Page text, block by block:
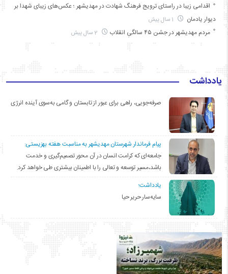
اقدامی زیبا در راستای ترویج فرهنگ شهادت در مهدیشهر ؛ عکس‌های زیبای شهدا بر
دیوار یادمان
مردم مهدیشهر در جشن ۴۵ سالگیِ انقلاب
یادداشت
صرفه‌جویی، راهی برای عبور از تابستان و گامی به‌سوی آینده انرژی
پیام فرماندار شهرستان مهدیشهر به مناسبت هفته بهزیستی:
جامعه‌ای که کرامت انسان در آن محور تصمیم‌گیری و خدمت
باشد،مسیر توسعه و تعالی را با اطمینان بیشتری طی خواهد کرد.
یادداشت؛
سایه‌سار حریر حیا